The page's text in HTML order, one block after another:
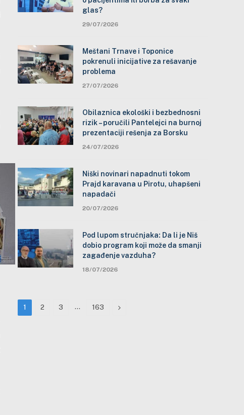
glas?
29/07/2026
Meštani Trnave i Toponice
pokrenuli inicijative za rešavanje
problema
27/07/2026
Obilaznica ekološki i bezbednosni
rizik – poručili Pantelejci na burnoj
prezentaciji rešenja za Borsku
24/07/2026
Niški novinari napadnuti tokom
Prajd karavana u Pirotu, uhapšeni
napadači
20/07/2026
Pod lupom stručnjaka: Da li je Niš
dobio program koji može da smanji
zagađenje vazduha?
18/07/2026
1 2 3 … 163 Next